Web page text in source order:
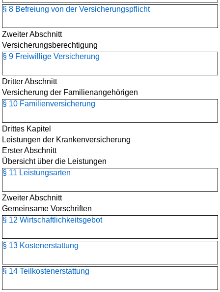
§ 8 Befreiung von der Versicherungspflicht
Zweiter Abschnitt
Versicherungsberechtigung
§ 9 Freiwillige Versicherung
Dritter Abschnitt
Versicherung der Familienangehörigen
§ 10 Familienversicherung
Drittes Kapitel
Leistungen der Krankenversicherung
Erster Abschnitt
Übersicht über die Leistungen
§ 11 Leistungsarten
Zweiter Abschnitt
Gemeinsame Vorschriften
§ 12 Wirtschaftlichkeitsgebot
§ 13 Kostenerstattung
§ 14 Teilkostenerstattung